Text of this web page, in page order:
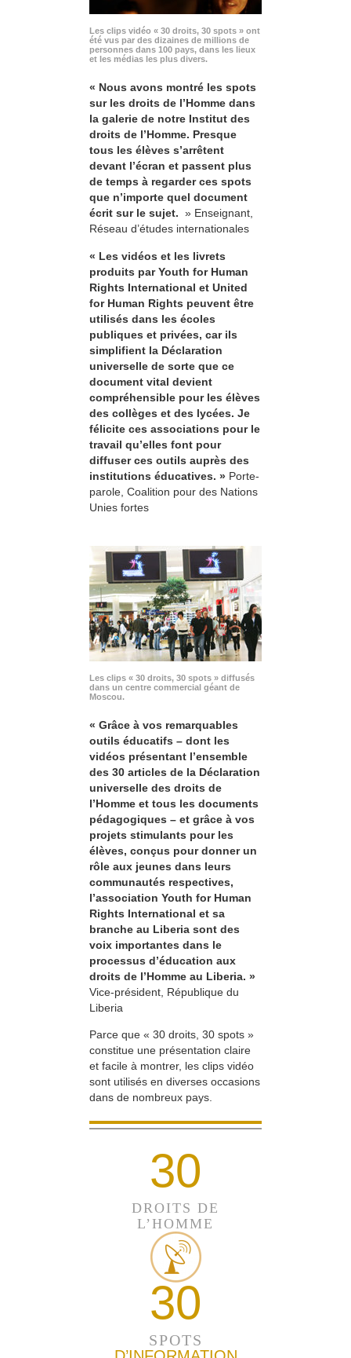
Les clips vidéo « 30 droits, 30 spots » ont
été vus par des dizaines de millions de
personnes dans 100 pays, dans les lieux
et les médias les plus divers.
« Nous avons montré les spots
sur les droits de l’Homme dans
la galerie de notre Institut des
droits de l’Homme. Presque
tous les élèves s’arrêtent
devant l’écran et passent plus
de temps à regarder ces spots
que n’importe quel document
écrit sur le sujet. » Enseignant,
Réseau d’études internationales
« Les vidéos et les livrets
produits par Youth for Human
Rights International et United
for Human Rights peuvent être
utilisés dans les écoles
publiques et privées, car ils
simplifient la Déclaration
universelle de sorte que ce
document vital devient
compréhensible pour les élèves
des collèges et des lycées. Je
félicite ces associations pour le
travail qu’elles font pour
diffuser ces outils auprès des
institutions éducatives. » Porte-
parole, Coalition pour des Nations
Unies fortes
Les clips « 30 droits, 30 spots » diffusés
dans un centre commercial géant de
Moscou.
« Grâce à vos remarquables
outils éducatifs – dont les
vidéos présentant l’ensemble
des 30 articles de la Déclaration
universelle des droits de
l’Homme et tous les documents
pédagogiques – et grâce à vos
projets stimulants pour les
élèves, conçus pour donner un
rôle aux jeunes dans leurs
communautés respectives,
l’association Youth for Human
Rights International et sa
branche au Liberia sont des
voix importantes dans le
processus d’éducation aux
droits de l’Homme au Liberia. »
Vice-président, République du
Liberia
Parce que « 30 droits, 30 spots »
constitue une présentation claire
et facile à montrer, les clips vidéo
sont utilisés en diverses occasions
dans de nombreux pays.
30
DROITS DE
L’HOMME
30
SPOTS